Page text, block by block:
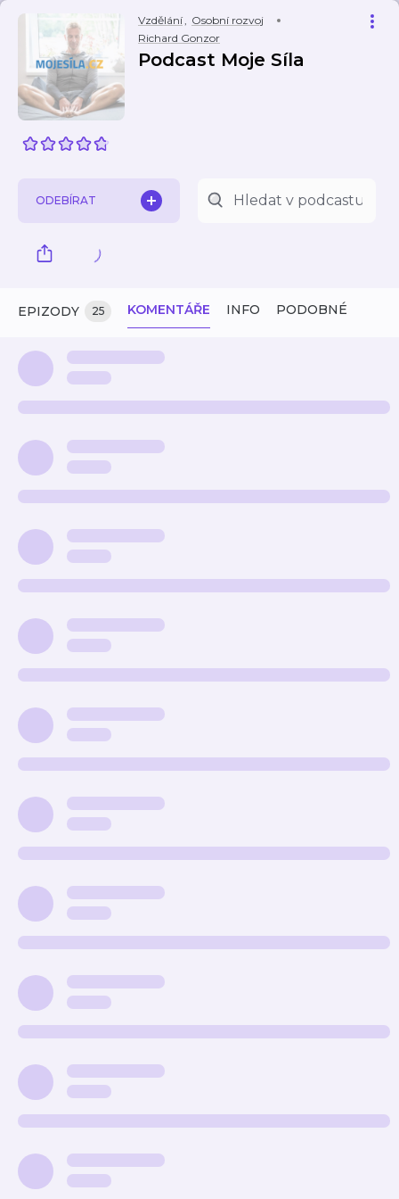
Vzdělání, Osobní rozvoj
Richard Gonzor
Podcast Moje Síla
ODEBÍRAT
EPIZODY 25 KOMENTÁŘE INFO PODOBNÉ